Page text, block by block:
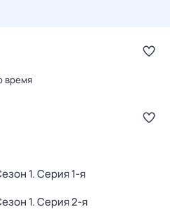
время
1. Серия 1-я
1. Серия 2-я